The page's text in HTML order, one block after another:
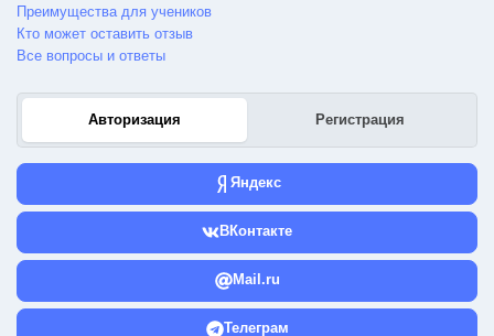
Преимущества для учеников
Кто может оставить отзыв
Все вопросы и ответы
Авторизация Регистрация
Яндекс
ВКонтакте
Mail.ru
Телеграм